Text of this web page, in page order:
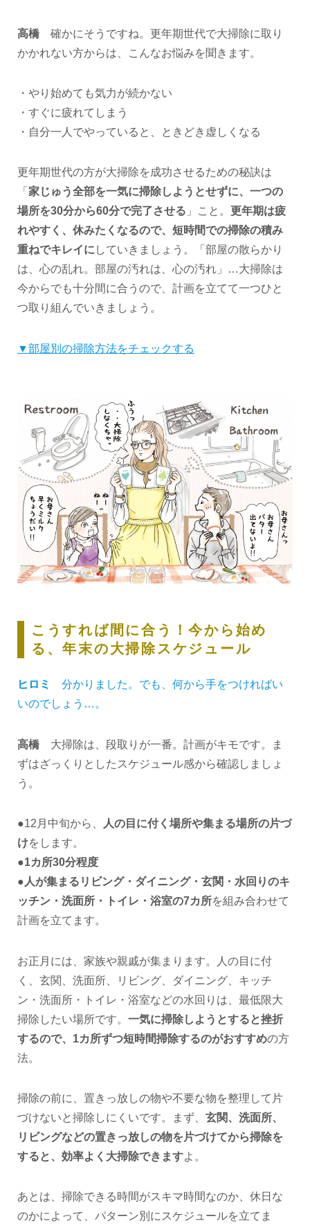
高橋確かにそうですね。更年期世代で大掃除に取り
かかれない方からは、こんなお悩みを聞きます。
・やり始めても気力が続かない
・すぐに疲れてしまう
・自分一人でやっていると、ときどき虚しくなる
更年期世代の方が大掃除を成功させるための秘訣は
「 家じゅう全部を一気に掃除しようとせずに、一つの
場所を30分から60分で完了させる 」こと。 更年期は疲
れやすく、休みたくなるので、短時間での掃除の積み
重ねでキレイに していきましょう。「部屋の散らかり
は、心の乱れ。部屋の汚れは、心の汚れ」…大掃除は
今からでも十分間に合うので、計画を立てて一つひと
つ取り組んでいきましょう。
▼部屋別の掃除方法をチェックする
こうすれば間に合う！今から始め
る、年末の大掃除スケジュール
ヒロミ
分かりました。でも、何から手をつければい
いのでしょう…。
高橋大掃除は、段取りが一番。計画がキモです。ま
ずはざっくりとしたスケジュール感から確認しましょ
う。
●12月中旬から、
人の目に付く場所や集まる場所の片づ
けをします。
●1カ所30分程度
● 人が集まるリビング・ダイニング・玄関・水回りのキ
ッチン・洗面所・トイレ・浴室の7カ所を組み合わせて
計画を立てます。
お正月には、家族や親戚が集まります。人の目に付
く、玄関、洗面所、リビング、ダイニング、キッチ
ン・洗面所・トイレ・浴室などの水回りは、最低限大
掃除したい場所です。 一気に掃除しようとすると挫折
するので、1カ所ずつ短時間掃除するのがおすすめの方
法。
掃除の前に、置きっ放しの物や不要な物を整理して片
づけないと掃除しにくいです。まず、 玄関、洗面所、
リビングなどの置きっ放しの物を片づけてから掃除を
すると、効率よく大掃除できますよ。
あとは、掃除できる時間がスキマ時間なのか、休日な
のかによって、パターン別にスケジュールを立てま